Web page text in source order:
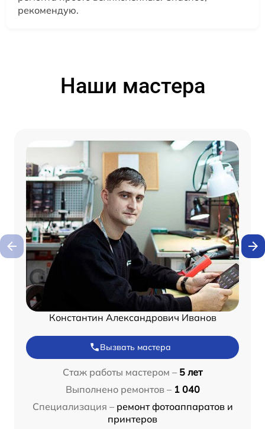
рекомендую.
Наши мастера
Константин Александрович Иванов
Вызвать мастера
Стаж работы мастером – 5 лет
Выполнено ремонтов – 1 040
Специализация – ремонт фотоаппаратов и
принтеров